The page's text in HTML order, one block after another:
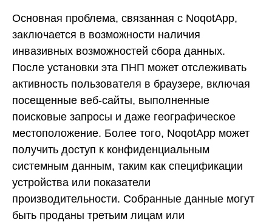
Основная проблема, связанная с NoqotApp,
заключается в возможности наличия
инвазивных возможностей сбора данных.
После установки эта ПНП может отслеживать
активность пользователя в браузере, включая
посещенные веб-сайты, выполненные
поисковые запросы и даже географическое
местоположение. Более того, NoqotApp может
получить доступ к конфиденциальным
системным данным, таким как спецификации
устройства или показатели
производительности. Собранные данные могут
быть проданы третьим лицам или